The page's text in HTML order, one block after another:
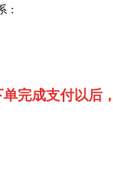
：
完成支付以后